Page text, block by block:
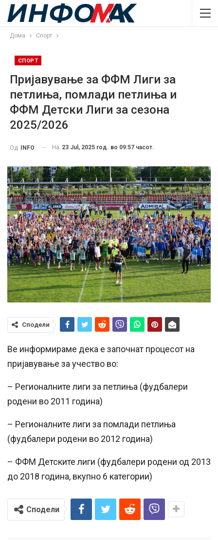
Дома Спорт
СПОРТ
Пријавување за ФФМ Лиги за
петлиња, помлади петлиња и
ФФМ Детски Лиги за сезона
2025/2026
Од INFO На 23 Jul, 2025 год. во 09:57 часот.
Сподели
Ве информираме дека е започнат процесот на
пријавување за учество во:
– Регионалните лиги за петлиња (фудбалери
родени во 2011 година)
– Регионалните лиги за помлади петлиња
(фудбалери родени во 2012 година)
– ФФМ Детските лиги (фудбалери родени од 2013
до 2018 година, вкупно 6 категории)
Сподели